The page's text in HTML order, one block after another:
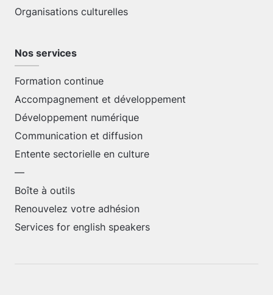
Organisations culturelles
Nos services
Formation continue
Accompagnement et développement
Développement numérique
Communication et diffusion
Entente sectorielle en culture
—
Boîte à outils
Renouvelez votre adhésion
Services for english speakers